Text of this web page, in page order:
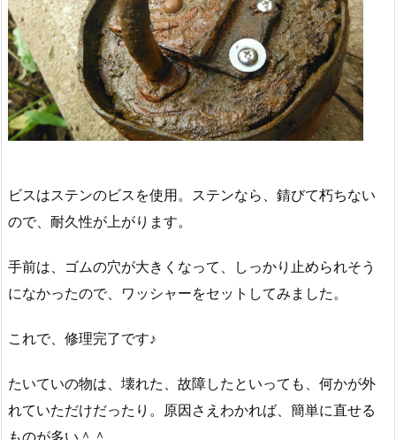
ビスはステンのビスを使用。ステンなら、錆びて朽ちない
ので、耐久性が上がります。
手前は、ゴムの穴が大きくなって、しっかり止められそう
になかったので、ワッシャーをセットしてみました。
これで、修理完了です♪
たいていの物は、壊れた、故障したといっても、何かが外
れていただけだったり。原因さえわかれば、簡単に直せる
ものが多い＾＾